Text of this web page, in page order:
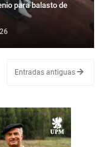
para balasto de
Entradas antiguas